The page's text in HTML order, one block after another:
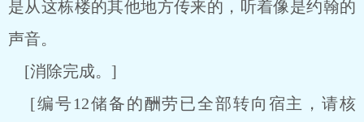
是从这栋楼的其他地方传来的，听着像是约翰的
声音。
[消除完成。]
[编号12储备的酬劳已全部转向宿主，请核